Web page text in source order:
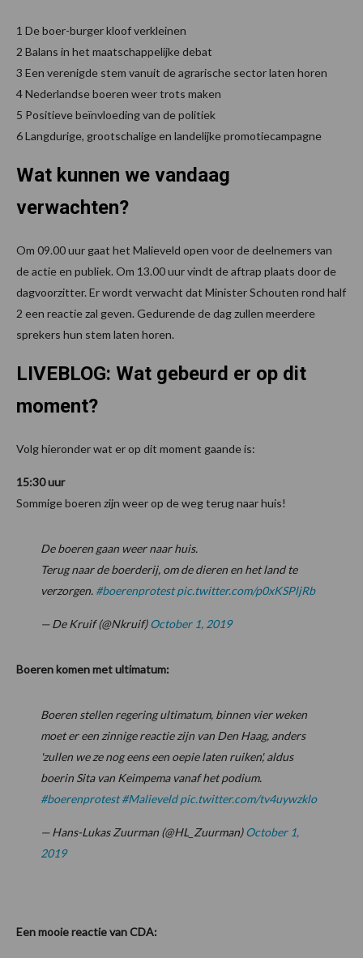
1 De boer-burger kloof verkleinen
2 Balans in het maatschappelijke debat
3 Een verenigde stem vanuit de agrarische sector laten horen
4 Nederlandse boeren weer trots maken
5 Positieve beïnvloeding van de politiek
6 Langdurige, grootschalige en landelijke promotiecampagne
Wat kunnen we vandaag
verwachten?
Om 09.00 uur gaat het Malieveld open voor de deelnemers van
de actie en publiek. Om 13.00 uur vindt de aftrap plaats door de
dagvoorzitter. Er wordt verwacht dat Minister Schouten rond half
2 een reactie zal geven. Gedurende de dag zullen meerdere
sprekers hun stem laten horen.
LIVEBLOG: Wat gebeurd er op dit
moment?
Volg hieronder wat er op dit moment gaande is:
15:30 uur
Sommige boeren zijn weer op de weg terug naar huis!
De boeren gaan weer naar huis.
Terug naar de boerderij, om de dieren en het land te
verzorgen. #boerenprotest pic.twitter.com/p0xKSPljRb
— De Kruif (@Nkruif)October 1, 2019
Boeren komen met ultimatum:
Boeren stellen regering ultimatum, binnen vier weken
moet er een zinnige reactie zijn van Den Haag, anders
'zullen we ze nog eens een oepie laten ruiken', aldus
boerin Sita van Keimpema vanaf het podium.
#boerenprotest #Malieveld pic.twitter.com/tv4uywzklo
— Hans-Lukas Zuurman (@HL_Zuurman)October 1,
2019
Een mooie reactie van CDA: